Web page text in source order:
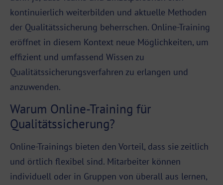
kontinuierlich weiterbilden und aktuelle Methoden
der Qualitätssicherung beherrschen. Online-Training
eröffnet in diesem Kontext neue Möglichkeiten, um
effizient und umfassend Wissen zu
Qualitätssicherungsverfahren zu erlangen und
anzuwenden.
Warum Online-Training für
Qualitätssicherung?
Online-Trainings bieten den Vorteil, dass sie zeitlich
und örtlich flexibel sind. Mitarbeiter können
individuell oder in Gruppen von überall aus lernen,